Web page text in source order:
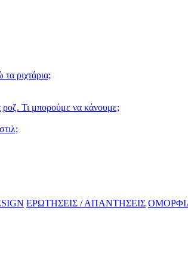
ριχτάρια;
ροζ. Τι μπορούμε να κάνουμε;
ΕΡΩΤΗΣΕΙΣ / ΑΠΑΝΤΗΣΕΙΣ